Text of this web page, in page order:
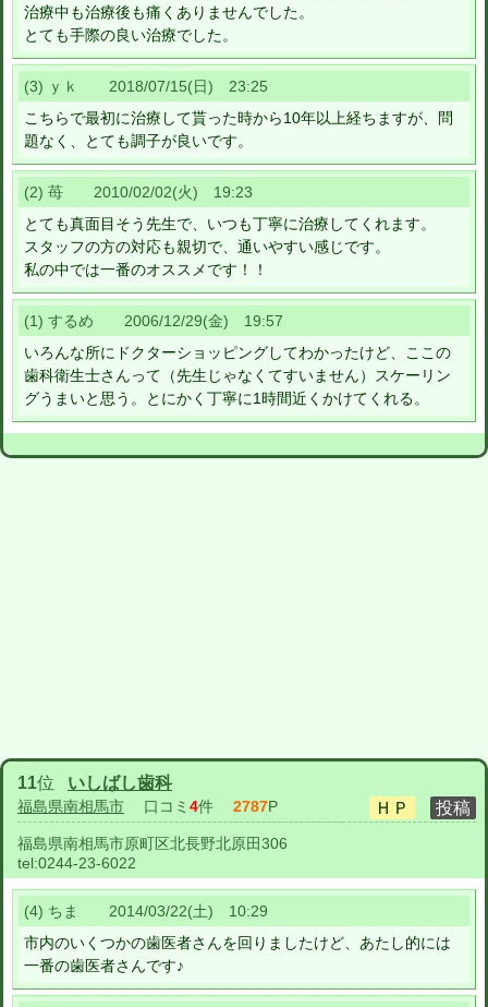
治療中も治療後も痛くありませんでした。
とても手際の良い治療でした。
(3) ｙｋ 2018/07/15(日) 23:25
こちらで最初に治療して貰った時から10年以上経ちますが、問
題なく、とても調子が良いです。
(2) 苺 2010/02/02(火) 19:23
とても真面目そう先生で、いつも丁寧に治療してくれます。
スタッフの方の対応も親切で、通いやすい感じです。
私の中では一番のオススメです！！
(1) するめ 2006/12/29(金) 19:57
いろんな所にドクターショッピングしてわかったけど、ここの
歯科衛生士さんって（先生じゃなくてすいません）スケーリン
グうまいと思う。とにかく丁寧に1時間近くかけてくれる。
11位 いしばし歯科
福島県南相馬市 口コミ 4件 2787P
福島県南相馬市原町区北長野北原田306
tel:0244-23-6022
(4) ちま 2014/03/22(土) 10:29
市内のいくつかの歯医者さんを回りましたけど、あたし的には
一番の歯医者さんです♪